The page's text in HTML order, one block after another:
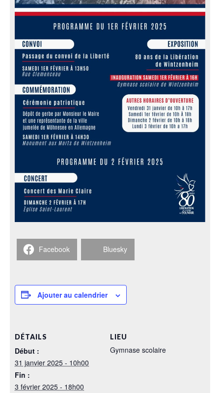
Facebook Bluesky
Ajouter au calendrier
DÉTAILS
Début :
31 janvier 2025 - 10h00
Fin :
3 février 2025 - 18h00
LIEU
Gymnase scolaire